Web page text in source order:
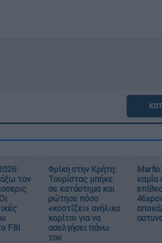
τον
FBI
Φρίκη στην Κρήτη:
Τουρίστας μπήκε
σε κατάστημα και
ρώτησε πόσο
«κοστίζει» ανήλικο
κορίτσι για να
ασελγήσει πάνω
του
καμία